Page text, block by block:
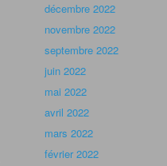
décembre 2022
novembre 2022
septembre 2022
juin 2022
mai 2022
avril 2022
mars 2022
février 2022